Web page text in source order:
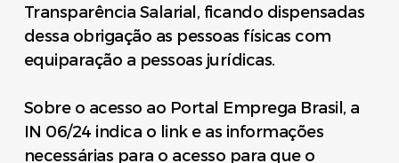
Transparência Salarial, ficando dispensadas
dessa obrigação as pessoas físicas com
equiparação a pessoas jurídicas.
Sobre o acesso ao Portal Emprega Brasil, a
IN 06/24 indica o link e as informações
necessárias para o acesso para que o